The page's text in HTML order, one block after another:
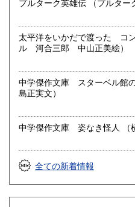
プルターク英
太平洋をいかだで渡った コンチキ号
ル 河合三郎 中山正美絵）
中学傑作文庫 スターベル館の秘密 （F・W・ク
島正実文）
中
全ての新着情報